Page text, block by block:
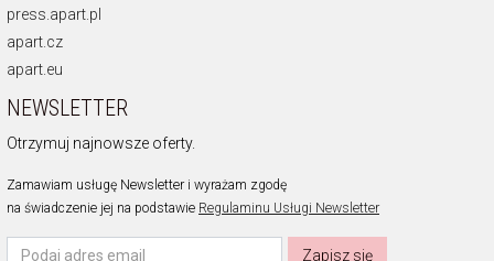
press.apart.pl
apart.cz
apart.eu
NEWSLETTER
Otrzymuj najnowsze oferty.
Zamawiam usługę Newsletter i wyrażam zgodę
na świadczenie jej na podstawie Regulaminu Usługi Newsletter
Zapisz się